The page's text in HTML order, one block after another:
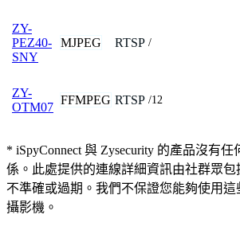
ZY-
PEZ40-
SNY
MJPEG RTSP /
ZY-
OTM07
FFMPEG RTSP /12
* iSpyConnect 與 Zysecurity 的產品沒有
係。此處提供的連線詳細資訊由社群眾包
不準確或過期。我們不保證您能夠使用這
攝影機。